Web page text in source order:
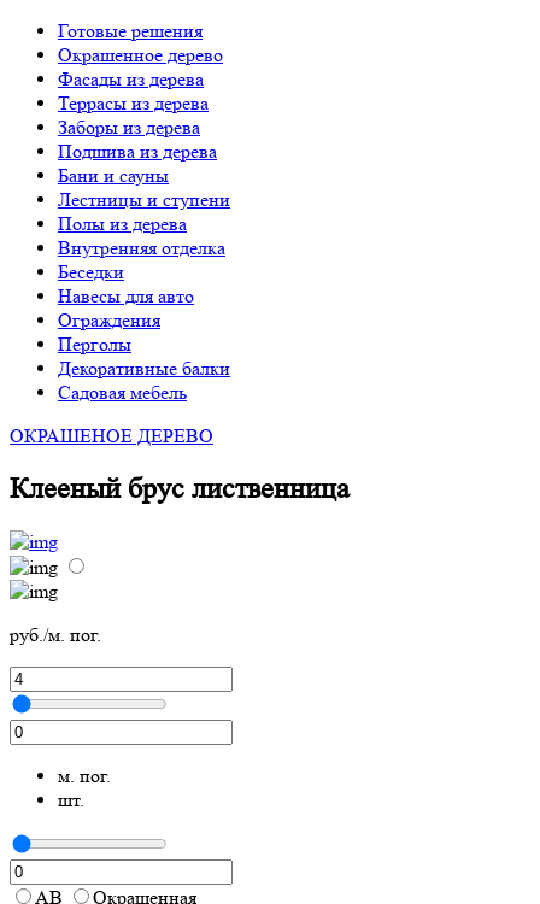
Готовые решения
Окрашенное дерево
Фасады из дерева
Террасы из дерева
Заборы из дерева
Подшива из дерева
Бани и сауны
Лестницы и ступени
Полы из дерева
Внутренняя отделка
Беседки
Навесы для авто
Ограждения
Перголы
Декоративные балки
Садовая мебель
ОКРАШЕНОЕ ДЕРЕВО
Клееный брус лиственница
руб./м. пог.
м. пог.
шт.
АВ Окрашенная